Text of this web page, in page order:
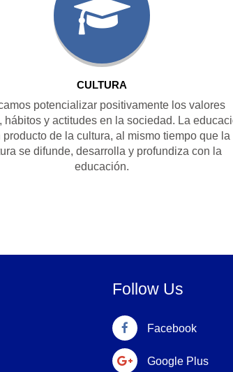
CULTURA
potencializar positivamente los valores
hábitos y actitudes en la sociedad. La
producto de la cultura, al mismo tiempo que la
se difunde, desarrolla y profundiza con la
educación.
Follow Us
Facebook
Google Plus